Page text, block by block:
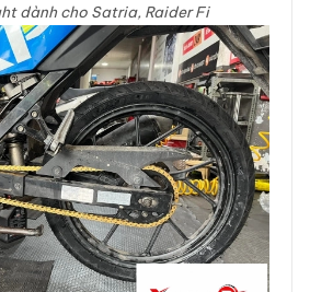
dành cho Satria, Raider Fi